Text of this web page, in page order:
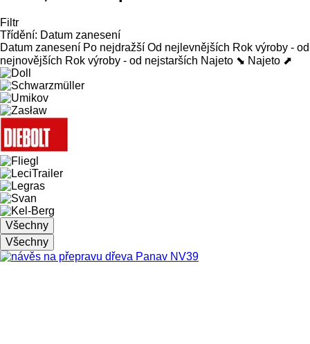
Filtr
Třídění: Datum zanesení
Datum zanesení Po nejdražší Od nejlevnějších Rok výroby - od
nejnovějších Rok výroby - od nejstarších Najeto ⬊ Najeto ⬈
Všechny
Všechny